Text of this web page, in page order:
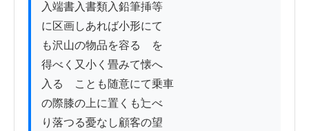
入端書入書類入鉛筆挿等
に区画しあれば小形にて
も沢山の物品を容るゝを
得べく又小く畳みて懐へ
入るゝことも随意にて乗車
の際膝の上に置くも辷べ
り落つる憂なし顧客の望